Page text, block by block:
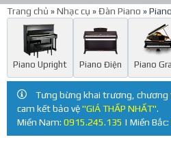
Trang chủ »Nhạc cụ »Đàn Piano »
Piano Upright Piano Điện Piano
Tưng bừng khai trương,
cam kết bảo vệ"GIÁ THẤP NHẤT".
Miền Nam: 0915.245.135 | Miền Bắc: